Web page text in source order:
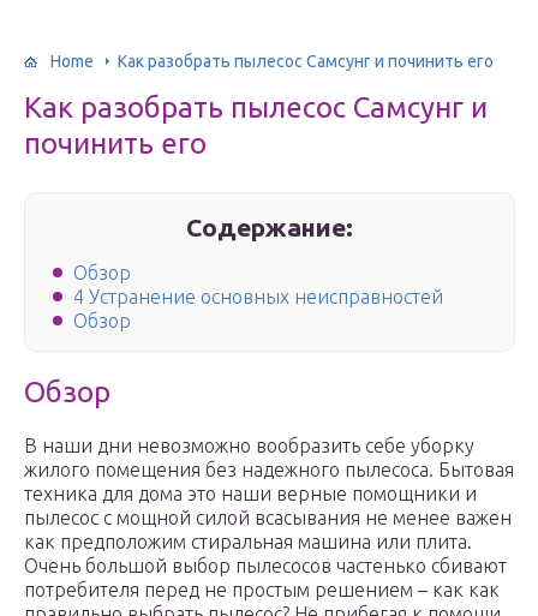
Home Как разобрать пылесос Самсунг и починить его
Как разобрать пылесос Самсунг и
починить его
Содержание:
Обзор
4 Устранение основных неисправностей
Обзор
Обзор
В наши дни невозможно вообразить себе уборку
жилого помещения без надежного пылесоса. Бытовая
техника для дома это наши верные помощники и
пылесос с мощной силой всасывания не менее важен
как предположим стиральная машина или плита.
Очень большой выбор пылесосов частенько сбивают
потребителя перед не простым решением – как как